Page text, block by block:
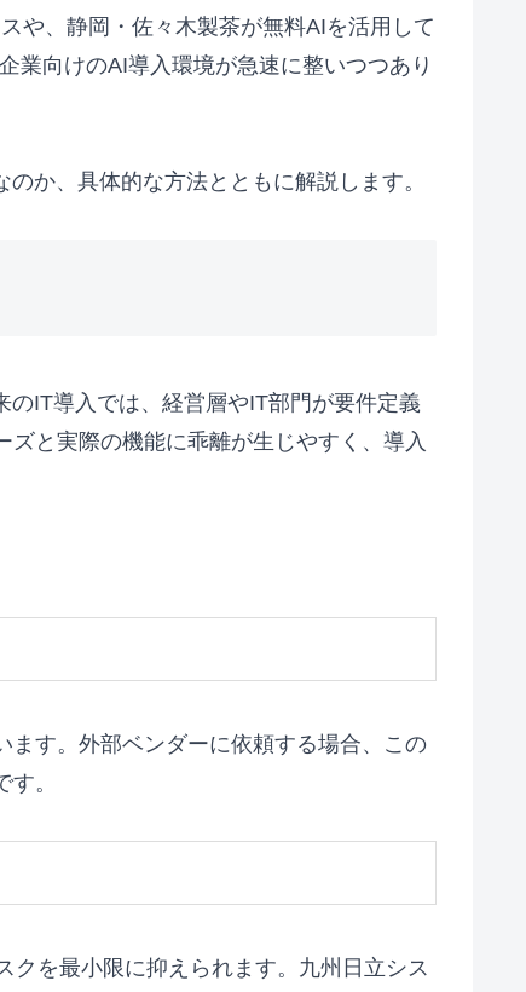
や、静岡・佐々木製茶が無料AIを活用して
業向けのAI導入環境が急速に整いつつあり
か、具体的な方法とともに解説します。
IT導入では、経営層やIT部門が要件定義
と実際の機能に乖離が生じやすく、導入
す。外部ベンダーに依頼する場合、この
。
を最小限に抑えられます。九州日立シス